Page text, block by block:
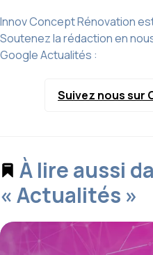
Innov Concept Rénovation
Soutenez la rédaction en
Google Actualités :
Suivez nous sur
À lire aussi
« Actualités »